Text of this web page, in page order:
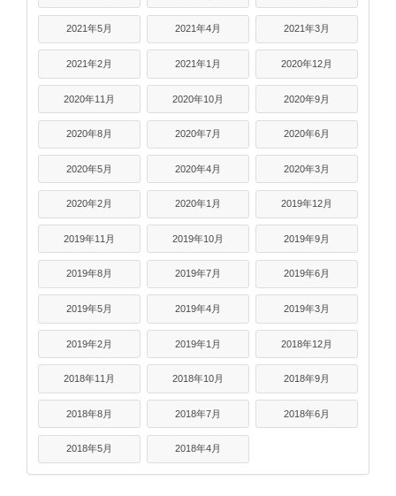
2021年5月 2021年4月 2021年3月
2021年2月 2021年1月 2020年12月
2020年11月 2020年10月 2020年9月
2020年8月 2020年7月 2020年6月
2020年5月 2020年4月 2020年3月
2020年2月 2020年1月 2019年12月
2019年11月 2019年10月 2019年9月
2019年8月 2019年7月 2019年6月
2019年5月 2019年4月 2019年3月
2019年2月 2019年1月 2018年12月
2018年11月 2018年10月 2018年9月
2018年8月 2018年7月 2018年6月
2018年5月 2018年4月